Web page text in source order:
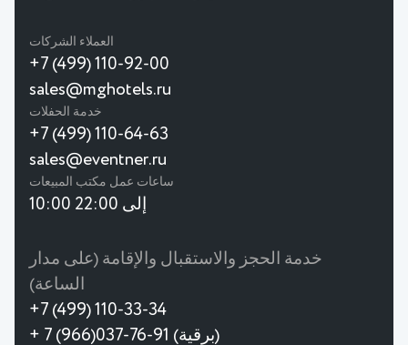
العملاء الشركات
+7 (499) 110-92-00
sales@mghotels.ru
خدمة الحفلات
+7 (499) 110-64-63
sales@eventner.ru
ساعات عمل مكتب المبيعات
10:00 إلى 22:00
خدمة الحجز والاستقبال والإقامة (على مدار
الساعة)
+7 (499) 110-33-34
+ 7 (966)037-76-91 (برقية)